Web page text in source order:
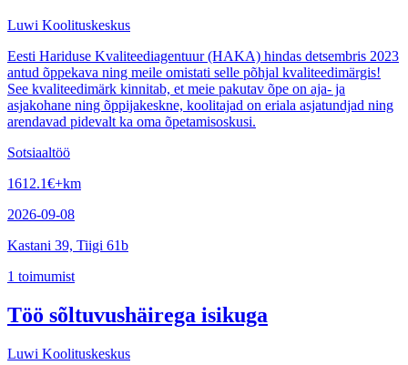
Luwi Koolituskeskus
Eesti Hariduse Kvaliteediagentuur (HAKA) hindas detsembris 2023
antud õppekava ning meile omistati selle põhjal kvaliteedimärgis!
See kvaliteedimärk kinnitab, et meie pakutav õpe on aja- ja
asjakohane ning õppijakeskne, koolitajad on eriala asjatundjad ning
arendavad pidevalt ka oma õpetamisoskusi.
Sotsiaaltöö
1612.1€+km
2026-09-08
Kastani 39, Tiigi 61b
1 toimumist
Töö sõltuvushäirega isikuga
Luwi Koolituskeskus